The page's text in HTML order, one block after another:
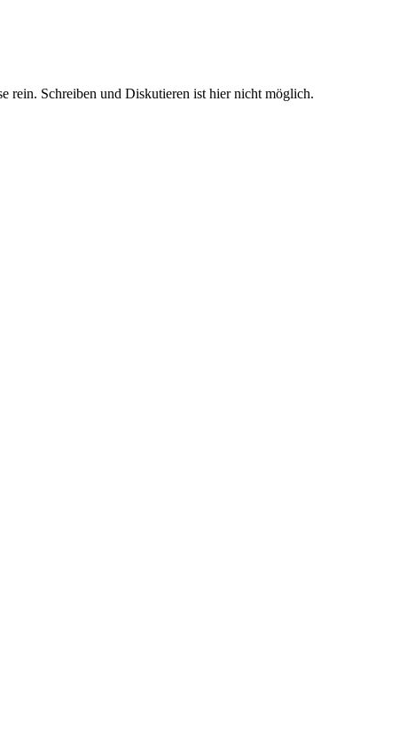
rein. Schreiben und Diskutieren ist hier nicht möglich.